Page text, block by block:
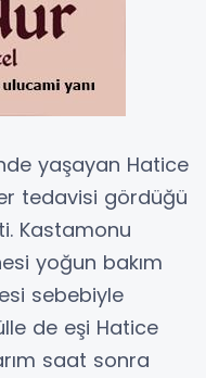
yaşayan Hatice
tedavisi gördüğü
Kastamonu
yoğun bakım
sebebiyle
de eşi Hatice
saat sonra